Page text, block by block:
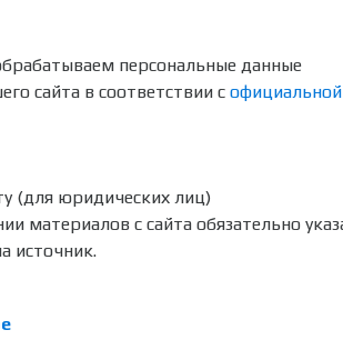
персональные данные
сайта в соответствии с официальной
материалов с сайта обязательно
источник.